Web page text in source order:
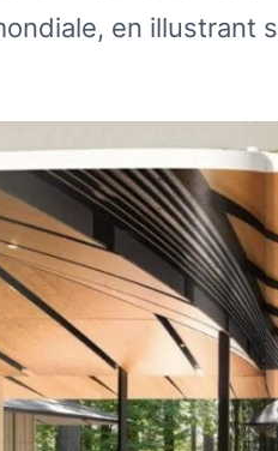
en illustrant